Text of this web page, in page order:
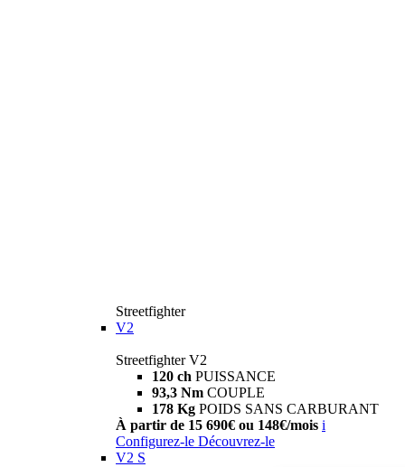
Streetfighter
V2
Streetfighter V2
120 ch PUISSANCE
93,3 Nm COUPLE
178 Kg POIDS SANS CARBURANT
À partir de 15 690€ ou 148€/mois i
Configurez-le Découvrez-le
V2 S